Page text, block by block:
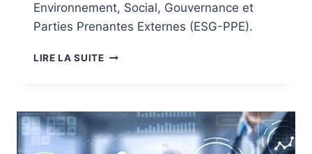
Environnement, Social, Gouvernance et
Parties Prenantes Externes (ESG-PPE).
LIRE LA SUITENOTATION